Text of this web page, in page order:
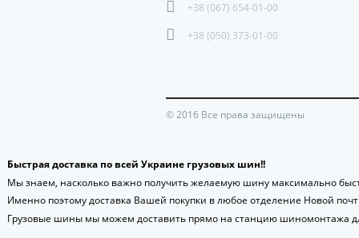
+38 (067) 654-01-00
+38 (050) 373-01-00
© 2016 Все права защищены
Быстрая доставка по всей Украине грузовых шин!!
Мы знаем, насколько важно получить желаемую шину максимально
Именно поэтому доставка Вашей покупки в любое отделение Новой
Грузовые шины мы можем доставить прямо на станцию шиномонтажа